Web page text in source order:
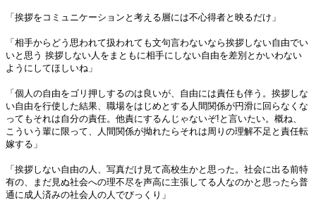
「挨拶をコミュニケーションと考える層には不心得者と映るだけ」
「相手からどう思われて扱われても文句言わないなら挨拶しない自由でい
いと思う 挨拶しない人をまともに相手にしない自由を差別とかいわない
ようにしてほしいね」
「個人の自由をゴリ押しするのは良いが、自由には責任も伴う。挨拶しな
い自由を行使した結果、職場をはじめとする人間関係が円滑に回らなくな
ってもそれは自分の責任。他責にするんじゃないぞ!と言いたい。概ね、
こういう輩に限って、人間関係が拗れたらそれは周りの理解不足と責任転
嫁する」
「挨拶しない自由の人、写真だけ見て高校生かと思った。社会に出る前特
有の、まだ見ぬ社会への理不尽を声高に主張してる人なのかと思ったら普
通に成人済みの社会人の人でびっくり」